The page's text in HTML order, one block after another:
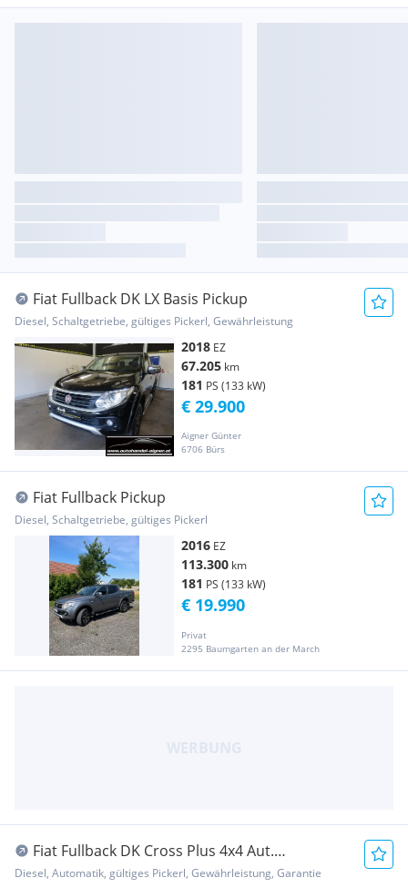
Fiat Fullback DK LX Basis Pickup
Diesel, Schaltgetriebe, gültiges Pickerl, Gewährleistung
2018 EZ
67.205 km
181 PS (133 kW)
Aigner Günter
6706 Bürs
€ 29.900
Fiat Fullback Pickup
Diesel, Schaltgetriebe, gültiges Pickerl
2016 EZ
113.300 km
181 PS (133 kW)
Privat
2295 Baumgarten an der March
€ 19.990
Fiat Fullback DK Cross Plus 4x4 Aut.
1.Besitz/Leder/... Pickup
Diesel, Automatik, gültiges Pickerl, Gewährleistung, Garantie